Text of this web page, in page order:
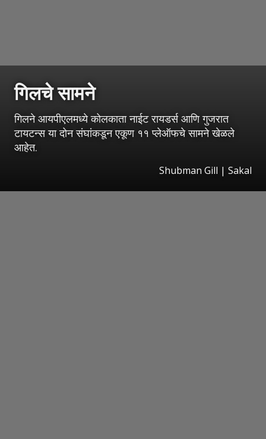
गिलचे सामने
गिलने आयपीएलमध्ये कोलकाता नाईट रायडर्स आणि गुजरात
टायटन्स या दोन संघांकडून एकूण ११ प्लेऑफचे सामने खेळले
आहेत.
Shubman Gill | Sakal